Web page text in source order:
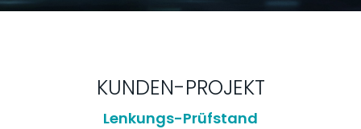
KUNDEN-PROJEKT
Lenkungs-Prüfstand